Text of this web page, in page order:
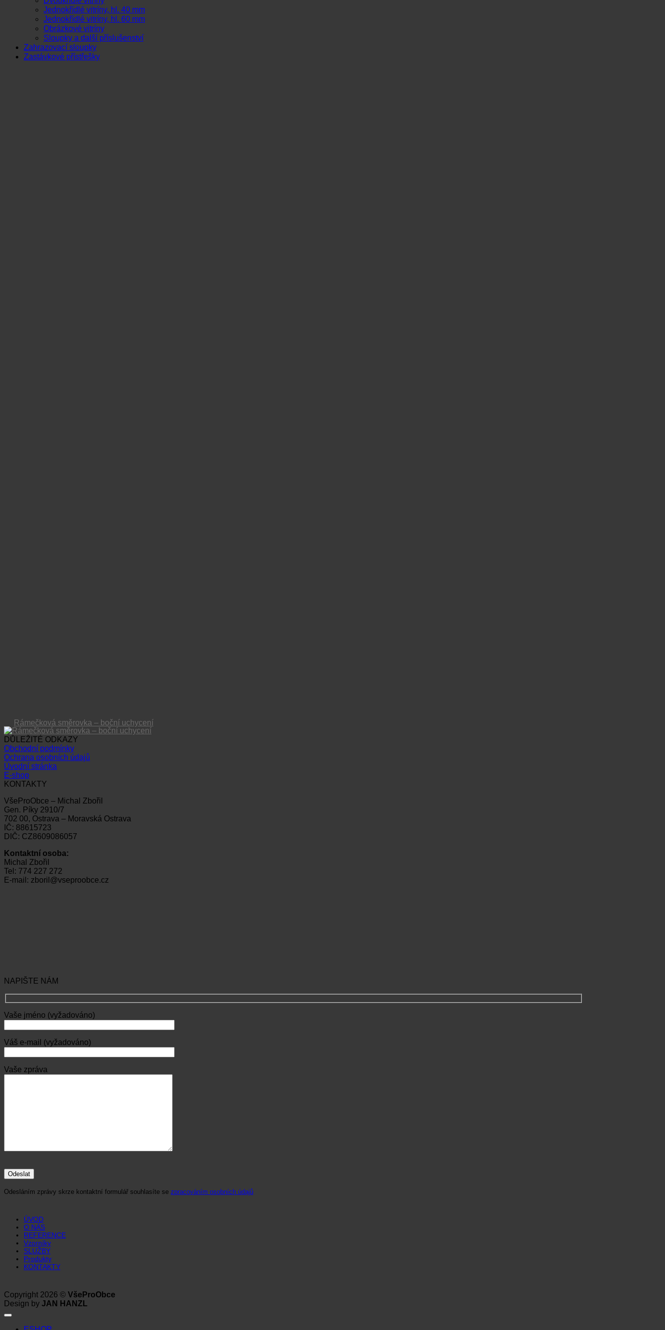
Jednokřídlé vitríny, hl. 40 mm
Jednokřídlé vitríny, hl. 60 mm
Obrázkové vitríny
Sloupky a další příslušenství
Zahrazovací sloupky
Zastávkové přístřešky
Rámečková směrovka – boční uchycení
DŮLEŽITÉ ODKAZY
Obchodní podmínky
Ochrana osobních údajů
Úvodní stránka
E-shop
KONTAKTY
VšeProObce – Michal Zbořil
Gen. Píky 2910/7
702 00, Ostrava – Moravská Ostrava
IČ: 88615723
DIČ: CZ8609086057
Kontaktní osoba:
Michal Zbořil
Tel: 774 227 272
E-mail: zboril@vseproobce.cz
NAPIŠTE NÁM
Vaše jméno (vyžadováno)
Váš e-mail (vyžadováno)
Vaše zpráva
Odesláním zprávy skrze kontaktní formulář souhlasíte se zpracováním osobních údajů
ÚVOD
O NÁS
REFERENCE
Vzorníky
SLUŽBY
Produkty
KONTAKTY
Copyright 2026 © VšeProObce
Design by JAN HANZL